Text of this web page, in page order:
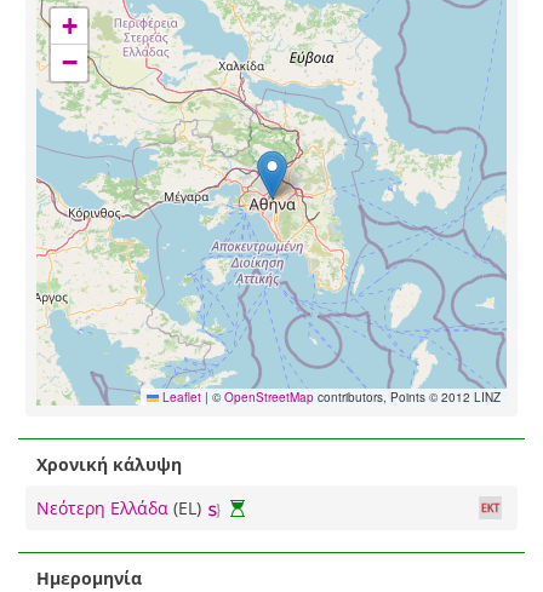
+
−
Leaflet | © OpenStreetMap contributors, Points © 2012 LINZ
Χρονική κάλυψη
Νεότερη Ελλάδα (EL)
Ημερομηνία